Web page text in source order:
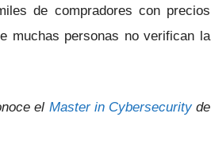
de compradores con precios
muchas personas no verifican la
el Master in Cybersecurityde